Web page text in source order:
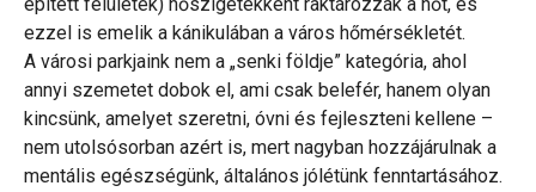
épített felületek) hőszigetekként raktározzák a hőt, és
ezzel is emelik a kánikulában a város hőmérsékletét.
A városi parkjaink nem a „senki földje” kategória, ahol
annyi szemetet dobok el, ami csak belefér, hanem olyan
kincsünk, amelyet szeretni, óvni és fejleszteni kellene –
nem utolsósorban azért is, mert nagyban hozzájárulnak a
mentális egészségünk, általános jólétünk fenntartásához.